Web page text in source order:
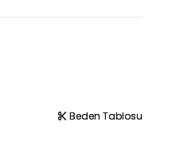
Beden Tablosu
Beden Tablosu